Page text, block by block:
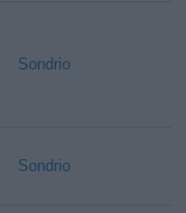
Sondrio
Sondrio